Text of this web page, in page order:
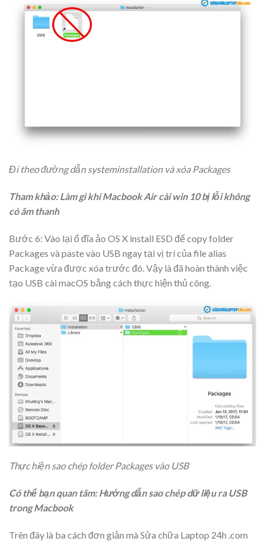
Đi theo đường dẫn systeminstallation và xóa Packages
Tham khảo: Làm gì khi Macbook Air cài win 10 bị lỗi không
có âm thanh
Bước 6: Vào lại ổ đĩa ảo OS X install ESD để copy folder
Packages và paste vào USB ngay tại vị trí của file alias
Package vừa được xóa trước đó. Vậy là đã hoàn thành việc
tạo USB cài macOS bằng cách thực hiện thủ công.
Thực hiện sao chép folder Packages vào USB
Có thể bạn quan tâm:Hướng dẫn sao chép dữ liệu ra USB
trong Macbook
Trên đây là ba cách đơn giản mà Sửa chữa Laptop 24h .com